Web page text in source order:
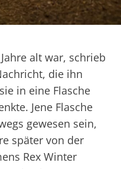
alt war, schrieb
die ihn
in eine Flasche
Jene Flasche
gewesen sein,
später von der
Rex Winter